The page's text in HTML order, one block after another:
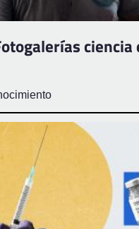
ciencia